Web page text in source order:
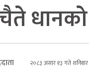
धानको
२०८३ असार १३ गते शनिबार